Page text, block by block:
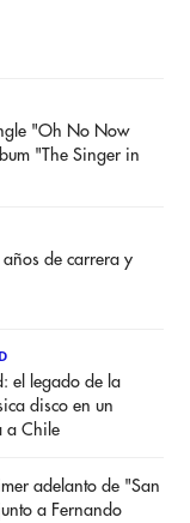
"Oh No Now
"The Singer in
de carrera y
el legado de la
disco en un
a Chile
adelanto de "San
a Fernando